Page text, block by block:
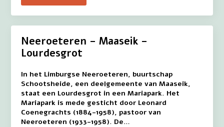
Neeroeteren – Maaseik –
Lourdesgrot
In het Limburgse Neeroeteren, buurtschap
Schootsheide, een deelgemeente van Maaseik,
staat een Lourdesgrot in een Mariapark. Het
Mariapark is mede gesticht door Leonard
Coenegrachts (1884-1958), pastoor van
Neeroeteren (1933-1958). De…